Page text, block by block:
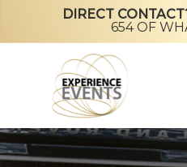
content
DIRECT
654OF